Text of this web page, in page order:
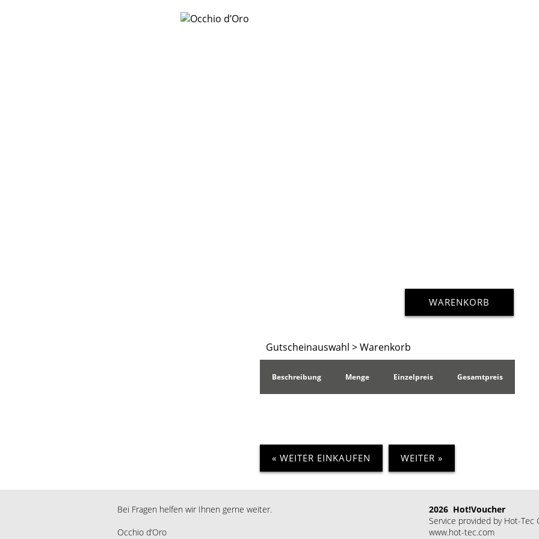
WARENKORB
Gutscheinauswahl > Warenkorb
Beschreibung Menge Einzelpreis Gesamtpreis
« WEITER EINKAUFEN WEITER »
Bei Fragen helfen wir Ihnen gerne weiter.
Occhio d’Oro
2026 Hot!Voucher
Service provided by Hot-Tec
www.hot-tec.com